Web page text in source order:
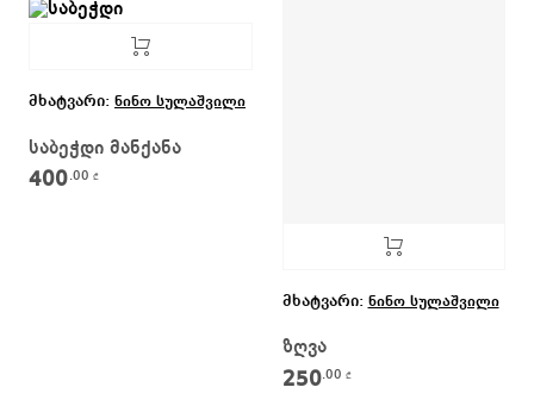
მხატვარი: ნინო სულაშვილი
საბეჭდი მანქანა
400.00 ₾
მხატვარი: ნინო სულაშვილი
ზღვა
250.00₾